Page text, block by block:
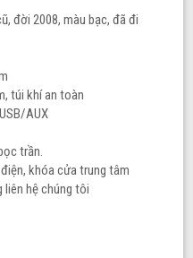
đời 2008, màu bạc, đã đi
túi khí an toàn
AUX
trần.
khóa cửa trung tâm
hệ chúng tôi